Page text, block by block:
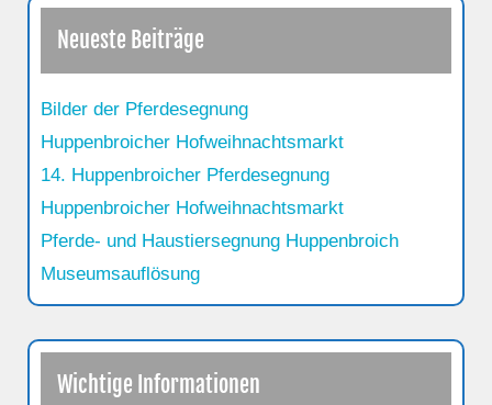
Neueste Beiträge
Bilder der Pferdesegnung
Huppenbroicher Hofweihnachtsmarkt
14. Huppenbroicher Pferdesegnung
Huppenbroicher Hofweihnachtsmarkt
Pferde- und Haustiersegnung Huppenbroich
Museumsauflösung
Wichtige Informationen